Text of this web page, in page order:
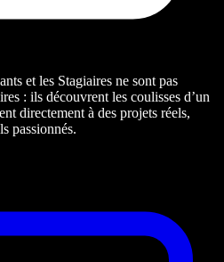
et les Stagiaires ne sont pas
: ils découvrent les coulisses d’un
directement à des projets réels,
passionnés.